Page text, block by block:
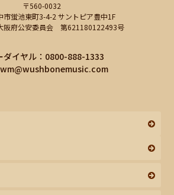
〒560-0032
市蛍池東町3-4-2 サントピア豊中1F
阪府公安委員会 第621180122493号
ダイヤル：0800-888-1333
wm@wushbonemusic.com